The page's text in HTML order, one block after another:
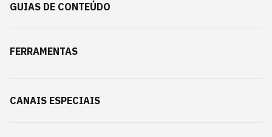
GUIAS DE CONTEÚDO
FERRAMENTAS
CANAIS ESPECIAIS